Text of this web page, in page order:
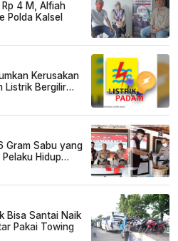
4 M, Alfiah
Polda Kalsel
Kerusakan
Listrik Bergilir
Gram Sabu yang
Hidup
Bisa Santai Naik
Pakai Towing